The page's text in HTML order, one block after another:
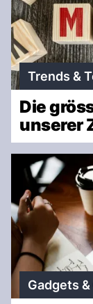
Trends &
Die
unserer
Gadgets &